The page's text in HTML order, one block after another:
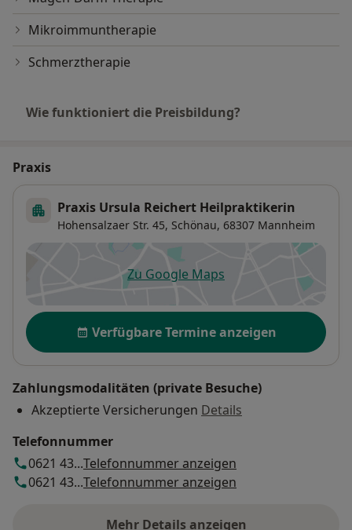
Mikroimmuntherapie
Schmerztherapie
Wie funktioniert die Preisbildung?
Praxis
Praxis Ursula Reichert Heilpraktikerin
Hohensalzaer Str. 45, Schönau, 68307 Mannheim
Zu Google Mapsöffnet in einer neuen
Verfügbarkeit
Verfügbare Termine anzeigen
Zahlungsmodalitäten (private Besuche)
Akzeptierte Versicherungen Details
Telefonnummer
0621 43...Telefonnummer anzeigen
0621 43...Telefonnummer anzeigen
Mehr Details anzeigen